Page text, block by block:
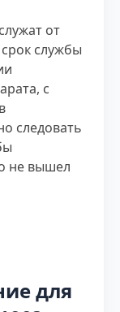
от
службы
с
следовать
не вышел
для